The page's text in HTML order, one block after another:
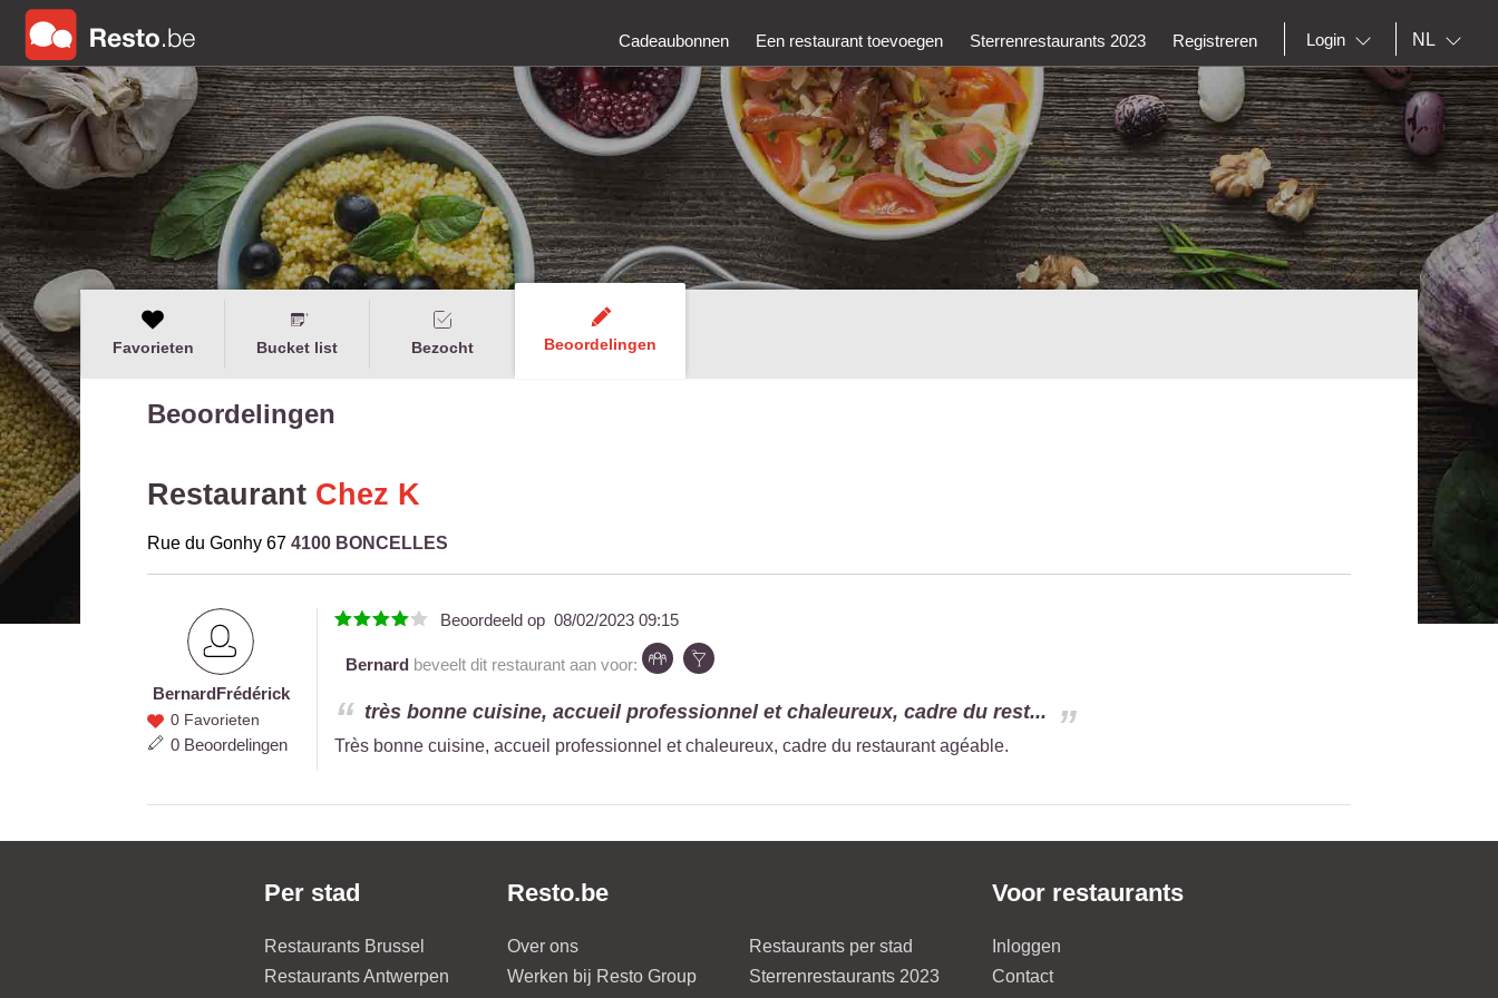
Cadeaubonnen Een restaurant toevoegen Sterrenrestaurants 2023 Registreren Login NL
Favorieten Bucket list Bezocht Beoordelingen
Beoordelingen
Restaurant Chez K
Rue du Gonhy 67 4100 BONCELLES
Bernard
Frédérick
BernardFrédérick
0 Favorieten
0 Beoordelingen
Beoordeeld op 08/02/2023 09:15
Bernard beveelt dit restaurant aan voor:
très bonne cuisine, accueil professionnel et chaleureux, cadre du rest...
Très bonne cuisine, accueil professionnel et chaleureux, cadre du restaurant agéable.
Per stad
Restaurants Brussel
Restaurants Antwerpen
Resto.be
Over ons
Werken bij Resto Group
Restaurants per stad
Sterrenrestaurants 2023
Voor restaurants
Inloggen
Contact